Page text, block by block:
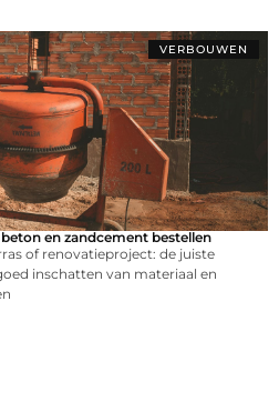
VERBOUWEN
en zandcement bestellen
of renovatieproject: de juiste
inschatten van materiaal en